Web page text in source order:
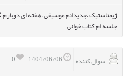
ژیمناستیک ،جدیدانم موسیقی ،هفته ای دوبارم
جلسه ام کتاب خوانی
0
سوال کننده